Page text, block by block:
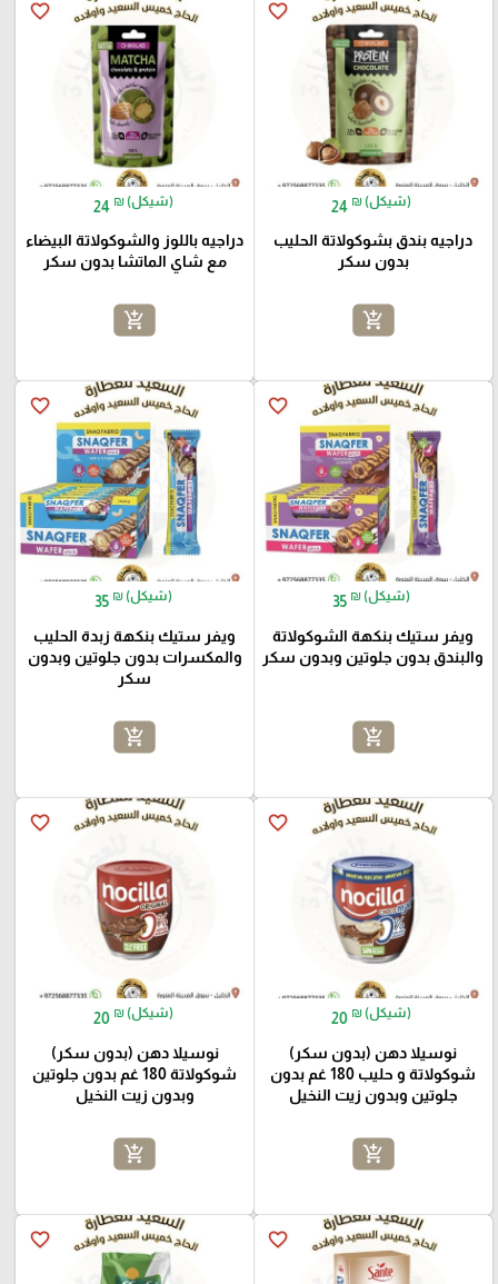
favorite_border
24 ₪ (شيكل)
دراجيه بندق بشوكولاتة الحليب
بدون سكر
add_shopping_cart
favorite_border
24 ₪ (شيكل)
دراجيه باللوز والشوكولاتة البيضاء
مع شاي الماتشا بدون سكر
add_shopping_cart
favorite_border
35 ₪ (شيكل)
ويفر ستيك بنكهة الشوكولاتة
والبندق بدون جلوتين وبدون سكر
add_shopping_cart
favorite_border
35 ₪ (شيكل)
ويفر ستيك بنكهة زبدة الحليب
والمكسرات بدون جلوتين وبدون
سكر
add_shopping_cart
favorite_border
20 ₪ (شيكل)
نوسيلا دهن (بدون سكر)
شوكولاتة و حليب 180 غم بدون
جلوتين وبدون زيت النخيل
add_shopping_cart
favorite_border
20 ₪ (شيكل)
نوسيلا دهن (بدون سكر)
شوكولاتة 180 غم بدون جلوتين
وبدون زيت النخيل
add_shopping_cart
favorite_border
favorite_border